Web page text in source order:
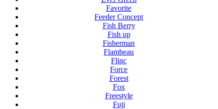
Favorite
Feeder Concept
Fish Berry
Fish up
Fisherman
Flambeau
Flinc
Force
Forest
Fox
Freestyle
Fuji